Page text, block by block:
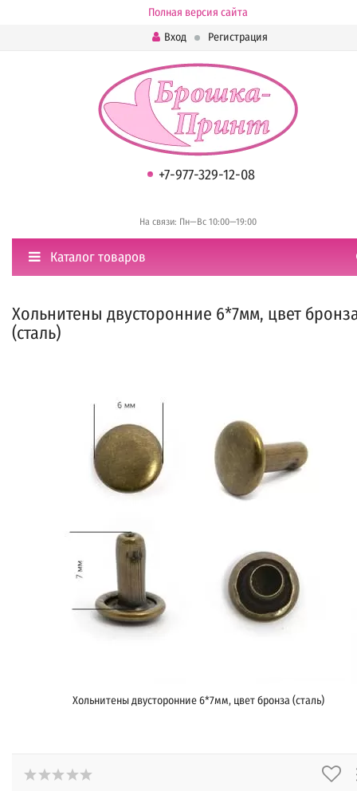
Полная версия сайта
Вход
Регистрация
+7-977-329-12-08
На связи: Пн—Вс 10:00—19:00
Каталог товаров
Хольнитены двусторонние 6*7мм, цвет
(сталь)
Хольнитены двусторонние 6*7мм, цвет бронза (сталь)